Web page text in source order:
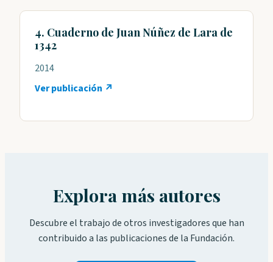
4. Cuaderno de Juan Núñez de Lara de
1342
2014
Ver publicación ↗
Explora más autores
Descubre el trabajo de otros investigadores que han
contribuido a las publicaciones de la Fundación.